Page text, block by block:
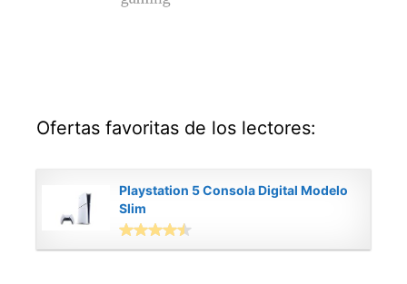
Ofertas favoritas de los lectores:
Playstation 5 Consola Digital Modelo
Slim